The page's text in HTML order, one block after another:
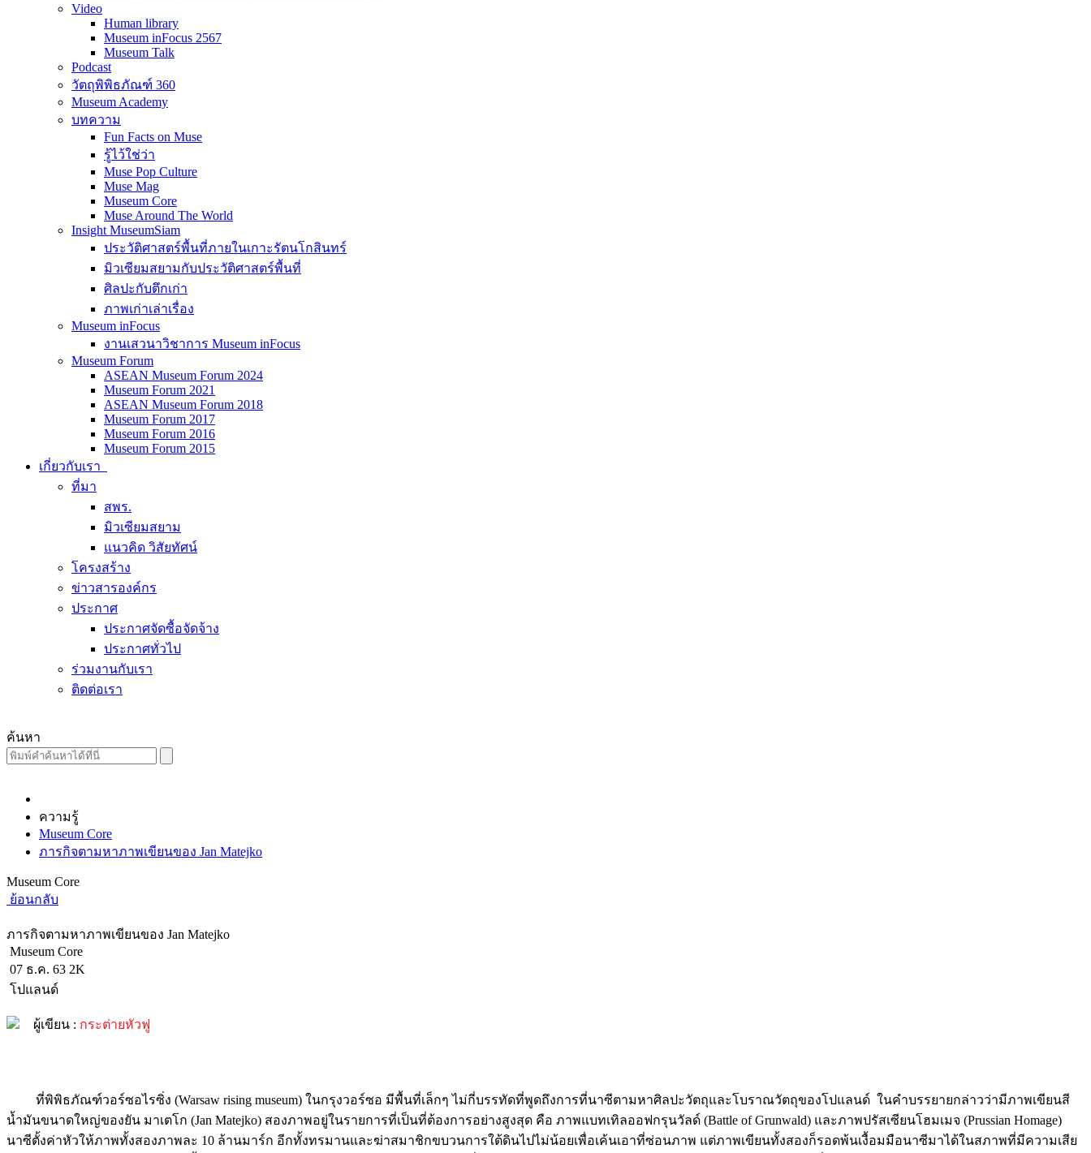
Video
Human library
Museum inFocus 2567
Museum Talk
Podcast
วัตถุพิพิธภัณฑ์ 360
Museum Academy
บทความ
Fun Facts on Muse
รู้ไว้ใช่ว่า
Muse Pop Culture
Muse Mag
Museum Core
Muse Around The World
Insight MuseumSiam
ประวัติศาสตร์พื้นที่ภายในเกาะรัตนโกสินทร์
มิวเซียมสยามกับประวัติศาสตร์พื้นที่
ศิลปะกับตึกเก่า
ภาพเก่าเล่าเรื่อง
Museum inFocus
งานเสวนาวิชาการ Museum inFocus
Museum Forum
ASEAN Museum Forum 2024
Museum Forum 2021
ASEAN Museum Forum 2018
Museum Forum 2017
Museum Forum 2016
Museum Forum 2015
เกี่ยวกับเรา
ที่มา
สพร.
มิวเซียมสยาม
แนวคิด วิสัยทัศน์
โครงสร้าง
ข่าวสารองค์กร
ประกาศ
ประกาศจัดซื้อจัดจ้าง
ประกาศทั่วไป
ร่วมงานกับเรา
ติดต่อเรา
ค้นหา
ความรู้
Museum Core
ภารกิจตามหาภาพเขียนของ Jan Matejko
Museum Core
ย้อนกลับ
ภารกิจตามหาภาพเขียนของ Jan Matejko
Museum Core
07 ธ.ค. 63 2K
โปแลนด์
ที่พิพิธภัณฑ์วอร์ซอไรซิ่ง (Warsaw rising museum) ในกรุงวอร์ซอ มีพื้นที่เล็กๆ ไม่กี่บรรทัดที่พูดถึงการที่นาซีตามหาศิลปะวัตถุและโบราณวัตถุของโปแลนด์ ในคำบรรยายกล่าวว่ามีภาพเขียนสี
น้ำมันขนาดใหญ่ของยัน มาเตโก (Jan Matejko) สองภาพอยู่ในรายการที่เป็นที่ต้องการอย่างสูงสุด คือ ภาพแบทเทิลออฟกรุนวัลด์ (Battle of Grunwald) และภาพปรัสเซียนโฮมเมจ (Prussian Homage)